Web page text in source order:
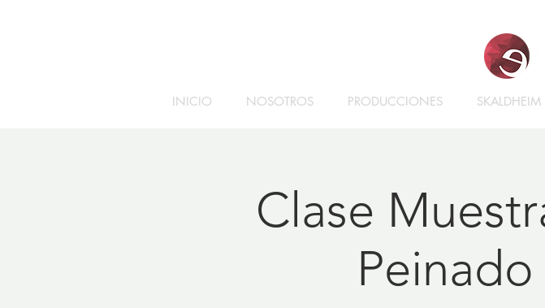
INICIO NOSOTROS PRODUCCIONES SKALDHEIM
Clase